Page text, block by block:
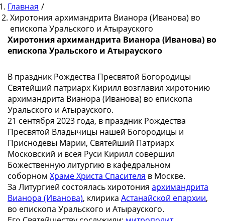
Главная /
Хиротония архимандрита Вианора (Иванова) во
епископа Уральского и Атырауского
Хиротония архимандрита Вианора (Иванова) во
епископа Уральского и Атырауского
В праздник Рождества Пресвятой Богородицы
Святейший патриарх Кирилл возглавил хиротонию
архимандрита Вианора (Иванова) во епископа
Уральского и Атырауского.
21 сентября 2023 года, в праздник Рождества
Пресвятой Владычицы нашей Богородицы и
Приснодевы Марии, Святейший Патриарх
Московский и всея Руси Кирилл совершил
Божественную литургию в кафедральном
соборном Храме Христа Спасителя в Москве.
За Литургией состоялась хиротония архимандрита
Вианора (Иванова), клирика Астанайской епархии,
во епископа Уральского и Атырауского.